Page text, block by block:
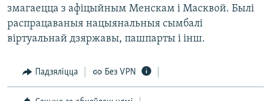
змагаецца з афіцыйным Менскам і Масквой. Былі
распрацаваныя нацыянальныя сымбалі
віртуальнай дзяржавы, пашпарты і інш.
Падзяліцца Без VPN